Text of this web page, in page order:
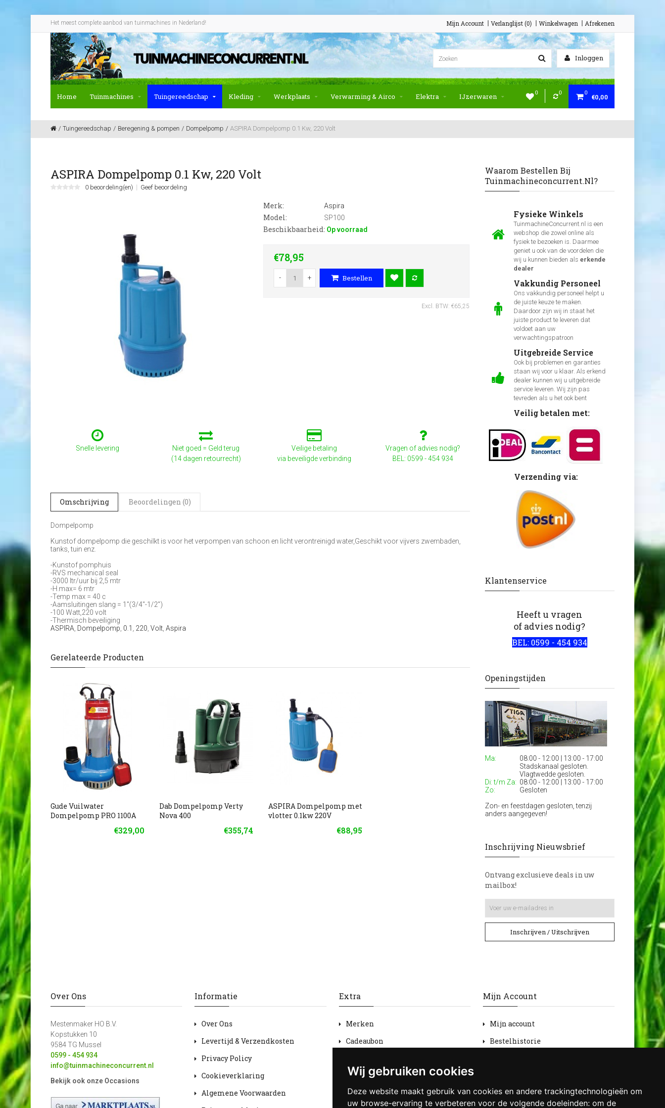
Wij gebruiken cookies
Deze website maakt gebruik van cookies en andere trackingtechnologieën om
uw browse-ervaring te verbeteren voor de volgende doeleinden: om de
Het meest complete aanbod van tuinmachines in Nederland! Mijn Account Verlanglijst (0) Winkelwagen Afrekenen
Inloggen
0 0 0
€0,00
Home Tuinmachines Tuingereedschap Kleding Werkplaats Verwarming & Airco Elektra IJzerwaren
Tuingereedschap Beregening & pompen Dompelpomp ASPIRA Dompelpomp 0.1 Kw, 220 Volt
ASPIRA Dompelpomp 0.1 Kw, 220 Volt
0 beoordeling(en) Geef beoordeling
Merk: Aspira
Model: SP100
Beschikbaarheid: Op voorraad
€78,95
- + Bestellen
Excl. BTW: €65,25
Snelle levering
Niet goed = Geld terug
(14 dagen retourrecht)
Veilige betaling
via beveiligde verbinding
Vragen of advies nodig?
BEL: 0599 - 454 934
Omschrijving Beoordelingen (0)
Dompelpomp
Kunstof dompelpomp die geschilkt is voor het verpompen van schoon en licht verontreinigd water,Geschikt voor vijvers zwembaden,
tanks, tuin enz.
-Kunstof pomphuis
-RVS mechanical seal
-3000 ltr/uur bij 2,5 mtr
-H.max= 6 mtr
-Temp max = 40 c
-Aamsluitingen slang = 1"(3/4"-1/2")
-100 Watt,220 volt
-Thermisch beveiliging
ASPIRA Dompelpomp 0.1 220 Volt Aspira
Gerelateerde Producten
Gude Vuilwater
Dompelpomp PRO 1100A
€329,00
Dab Dompelpomp Verty
Nova 400
€355,74
ASPIRA Dompelpomp met
vlotter 0.1kw 220V
€88,95
Waarom Bestellen Bij
Tuinmachineconcurrent.nl?
Fysieke Winkels
TuinmachineConcurrent.nl is een
webshop die zowel online als
fysiek te bezoeken is. Daarmee
geniet u ook van de voordelen die
wij u kunnen bieden als erkende
dealer
Vakkundig Personeel
Ons vakkundig personeel helpt u
de juiste keuze te maken.
Daardoor zijn wij in staat het
juiste product te leveren dat
voldoet aan uw
verwachtingspatroon
Uitgebreide Service
Ook bij problemen en garanties
staan wij voor u klaar. Als erkend
dealer kunnen wij u uitgebreide
service leveren. Wij zijn pas
tevreden als u het ook bent
Veilig betalen met:
Verzending via:
Klantenservice
Heeft u vragen
of advies nodig?
BEL: 0599 - 454 934
Openingstijden
Ma:
08:00 - 12:00 | 13:00 - 17:00
Stadskanaal gesloten.
Vlagtwedde gesloten.
Di: t/m Za: 08:00 - 12:00 | 13:00 - 17:00
Zo:
Gesloten
Zon- en feestdagen gesloten, tenzij
anders aangegeven!
Inschrijving Nieuwsbrief
Ontvang exclusieve deals in uw
mailbox!
Inschrijven / Uitschrijven
Over Ons
Mestenmaker HO B.V.
Kopstukken 10
9584 TG Mussel
0599 - 454 934
info@tuinmachineconcurrent.nl
Bekijk ook onze Occasions
Informatie
Over Ons
Levertijd & Verzendkosten
Privacy Policy
Cookieverklaring
Algemene Voorwaarden
Extra
Merken
Cadeaubon
Sitemap
Mijn Account
Mijn account
Bestelhistorie
Nieuwsbrief